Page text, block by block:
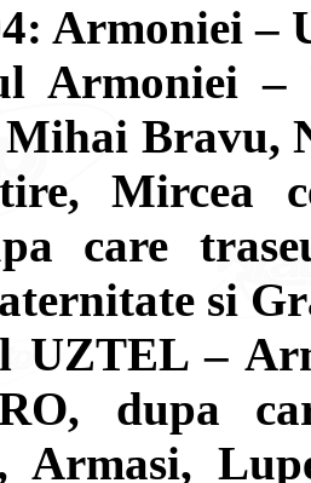
Armoniei –
Armoniei
Bravu,
Mircea
care
si
UZTEL –
dupa
Armasi,